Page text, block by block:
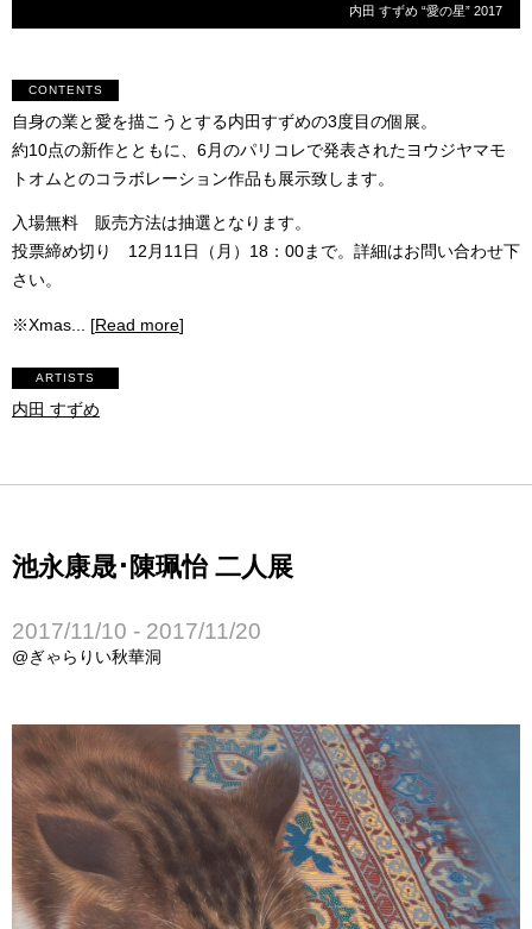
内田 すずめ “愛の星” 2017
CONTENTS
自身の業と愛を描こうとする内田すずめの3度目の個展。
約10点の新作とともに、6月のパリコレで発表されたヨウジヤマモ
トオムとのコラボレーション作品も展示致します。
入場無料 販売方法は抽選となります。
投票締め切り 12月11日（月）18：00まで。詳細はお問い合わせ下
さい。
※Xmas... [Read more]
ARTISTS
内田 すずめ
池永康晟･陳珮怡 二人展
2017/11/10 - 2017/11/20
@ぎゃらりい秋華洞